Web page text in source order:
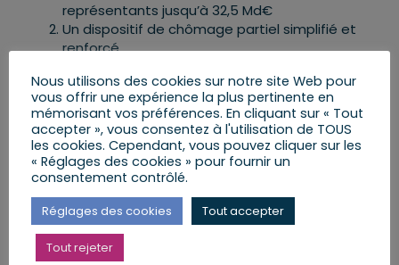
représentants jusqu’à 32,5 Md€
Un dispositif de chômage partiel simplifié et
renforcé
l’État, les Régions et les assureurs ; versement
début avril, au titre du mois de mars, une aide
allant jusqu’à 1.500 euros pour les TPE, les
indépendant, les professions libérales et les
micro-entrepreneurs les plus touchés par la
crise
Une garantie de l’État à hauteur de 300 mds
d’€ sur les lignes de trésorierie bancaires
octroyées aux entreprises
Possiblité de report des loyers, des factures
Nous utilisons des cookies sur notre site Web pour
vous offrir une expérience la plus pertinente en
mémorisant vos préférences. En cliquant sur « Tout
accepter », vous consentez à l'utilisation de TOUS
les cookies. Cependant, vous pouvez cliquer sur les
« Réglages des cookies » pour fournir un
consentement contrôlé.
Réglages des cookies Tout accepter
Tout rejeter